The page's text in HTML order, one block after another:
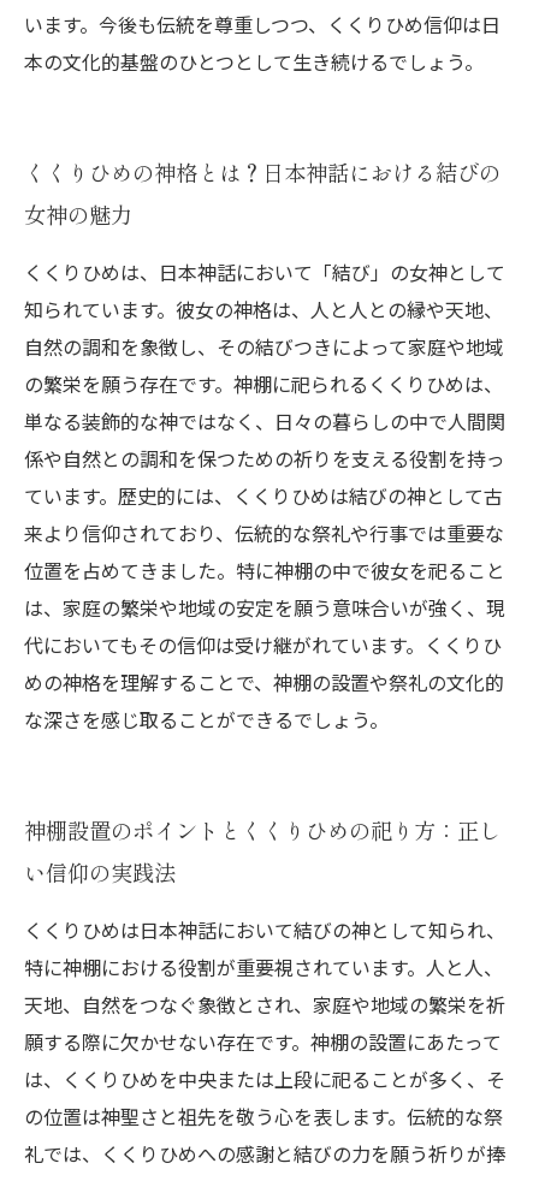
います。今後も伝統を尊重しつつ、くくりひめ信仰は日
本の文化的基盤のひとつとして生き続けるでしょう。
くくりひめの神格とは？日本神話における結びの
女神の魅力
くくりひめは、日本神話において「結び」の女神として
知られています。彼女の神格は、人と人との縁や天地、
自然の調和を象徴し、その結びつきによって家庭や地域
の繁栄を願う存在です。神棚に祀られるくくりひめは、
単なる装飾的な神ではなく、日々の暮らしの中で人間関
係や自然との調和を保つための祈りを支える役割を持っ
ています。歴史的には、くくりひめは結びの神として古
来より信仰されており、伝統的な祭礼や行事では重要な
位置を占めてきました。特に神棚の中で彼女を祀ること
は、家庭の繁栄や地域の安定を願う意味合いが強く、現
代においてもその信仰は受け継がれています。くくりひ
めの神格を理解することで、神棚の設置や祭礼の文化的
な深さを感じ取ることができるでしょう。
神棚設置のポイントとくくりひめの祀り方：正し
い信仰の実践法
くくりひめは日本神話において結びの神として知られ、
特に神棚における役割が重要視されています。人と人、
天地、自然をつなぐ象徴とされ、家庭や地域の繁栄を祈
願する際に欠かせない存在です。神棚の設置にあたって
は、くくりひめを中央または上段に祀ることが多く、そ
の位置は神聖さと祖先を敬う心を表します。伝統的な祭
礼では、くくりひめへの感謝と結びの力を願う祈りが捧